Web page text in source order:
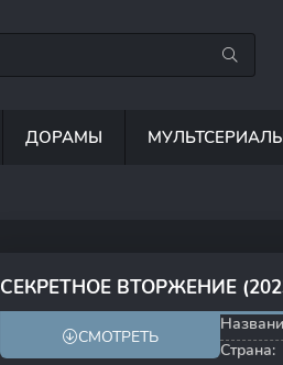
ДОРАМЫ
СЕКРЕТНОЕ ВТОРЖЕНИЕ
5.3 6.0
СМОТРЕТЬ
Страна: